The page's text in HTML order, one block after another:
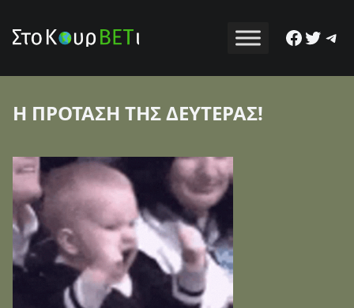
Η ΠΡΟΤΑΣΗ ΤΗΣ ΔΕΥΤΕΡΑΣ!